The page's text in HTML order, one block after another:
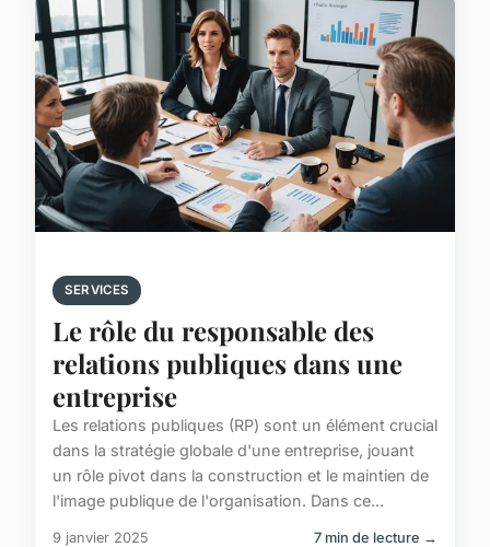
SERVICES
Le rôle du responsable des
relations publiques dans une
entreprise
Les relations publiques (RP) sont un élément crucial
dans la stratégie globale d'une entreprise, jouant
un rôle pivot dans la construction et le maintien de
l'image publique de l'organisation. Dans ce...
9 janvier 2025 7 min de lecture →